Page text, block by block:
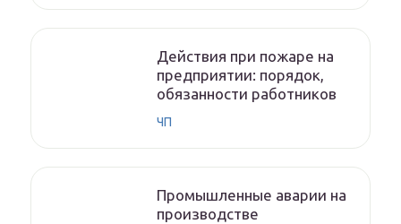
Действия при пожаре на
предприятии: порядок,
обязанности работников
ЧП
Промышленные аварии на
производстве